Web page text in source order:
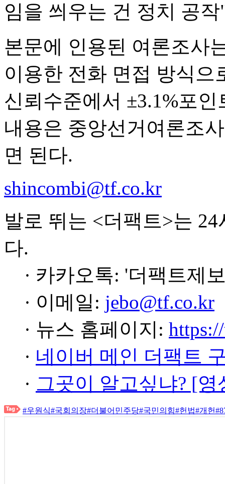
임을 씌우는 건 정치 공
본문에 인용된 여론조사
이용한 전화 면접 방식으
신뢰수준에서 ±3.1%포
내용은 중앙선거여론조
면 된다.
shincombi@tf.co.kr
발로 뛰는 <더팩트>는
다.
· 카카오톡: '더팩트제
· 이메일: jebo@tf.co.kr
· 뉴스 홈페이지:
· 네이버 메인 더팩트
· 그곳이 알고싶냐? [
#우원식#국회의장#더불어민주당#국민의힘#헌법#개헌